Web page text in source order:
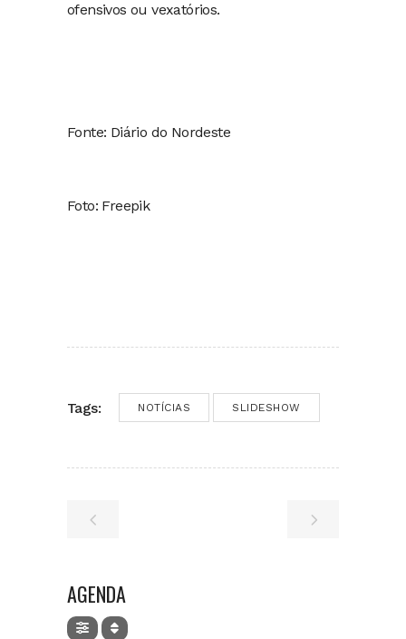
ofensivos ou vexatórios.
Fonte: Diário do Nordeste
Foto: Freepik
Tags: NOTÍCIAS SLIDESHOW
AGENDA